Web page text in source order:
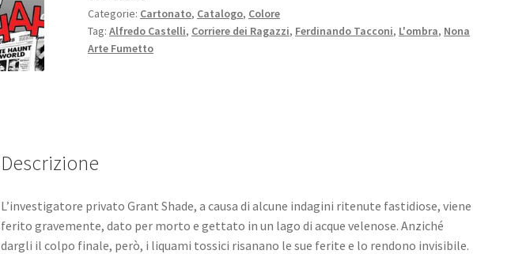
Categorie: Cartonato, Catalogo, Colore
Tag: Alfredo Castelli, Corriere dei Ragazzi, Ferdinando Tacconi, L'ombra, Nona
Arte Fumetto
Descrizione
L’investigatore privato Grant Shade, a causa di alcune indagini ritenute fastidiose, viene
ferito gravemente, dato per morto e gettato in un lago di acque velenose. Anziché
dargli il colpo finale, però, i liquami tossici risanano le sue ferite e lo rendono invisibile.